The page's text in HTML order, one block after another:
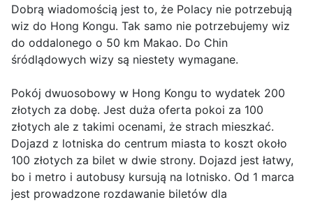
Dobrą wiadomością jest to, że Polacy nie potrzebują
wiz do Hong Kongu. Tak samo nie potrzebujemy wiz
do oddalonego o 50 km Makao. Do Chin
śródlądowych wizy są niestety wymagane.
Pokój dwuosobowy w Hong Kongu to wydatek 200
złotych za dobę. Jest duża oferta pokoi za 100
złotych ale z takimi ocenami, że strach mieszkać.
Dojazd z lotniska do centrum miasta to koszt około
100 złotych za bilet w dwie strony. Dojazd jest łatwy,
bo i metro i autobusy kursują na lotnisko. Od 1 marca
jest prowadzone rozdawanie biletów dla